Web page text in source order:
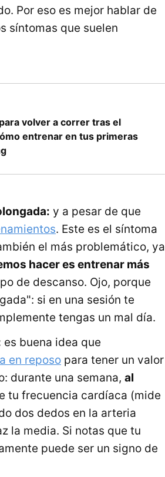
Por eso es mejor hablar de
síntomas que suelen
volver a correr tras el
entrenar en tus primeras
y a pesar de que
. Este es el síntoma
el más problemático, ya
hacer es entrenar más
de descanso. Ojo, porque
si en una sesión te
tengas un mal día.
es buena idea que
en reposo para tener un valor
durante una semana, al
tu frecuencia cardíaca (mide
dos dedos en la arteria
la media. Si notas que tu
puede ser un signo de